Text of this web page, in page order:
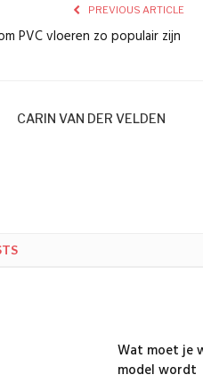
PREVIOUS ARTICLE
PVC vloeren zo populair zijn
CARIN VAN DER VELDEN
Wat moet je
model wordt